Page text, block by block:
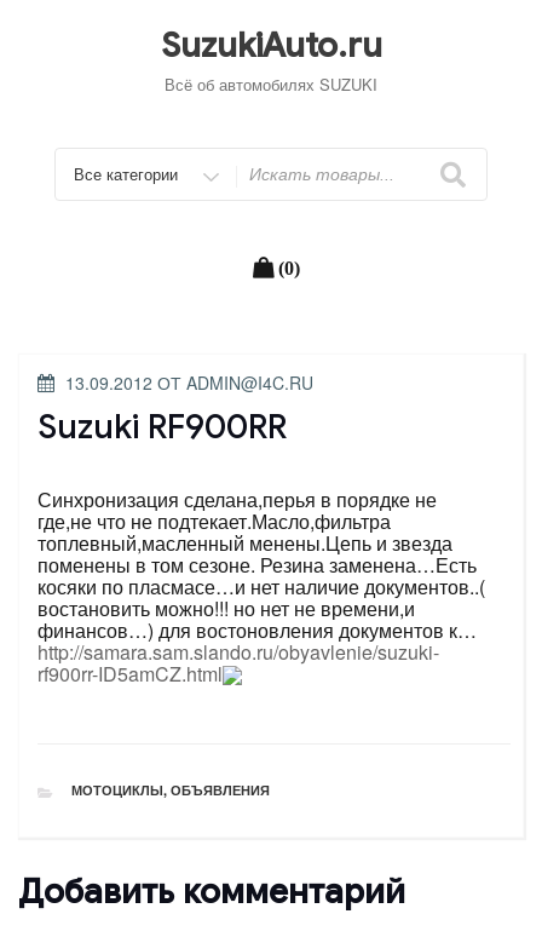
SuzukiAuto.ru
Всё об автомобилях SUZUKI
Искать
(0)
ОПУБЛИКОВАНО
13.09.2012 ОТ ADMIN@I4C.RU
Suzuki RF900RR
Синхронизация сделана,перья в порядке не
где,не что не подтекает.Масло,фильтра
топлевный,масленный менены.Цепь и звезда
поменены в том сезоне. Резина заменена…Есть
косяки по пласмасе…и нет наличие документов..(
востановить можно!!! но нет не времени,и
финансов…) для востоновления документов к…
http://samara.sam.slando.ru/obyavlenie/suzuki-
rf900rr-ID5amCZ.html
РУБРИКИ
МОТОЦИКЛЫ, ОБЪЯВЛЕНИЯ
Добавить комментарий